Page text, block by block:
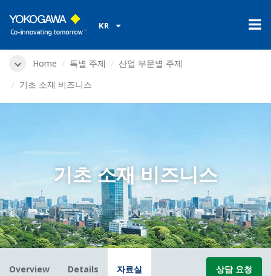
KR
Home 특별 주제
산업 부문별 주제
기초 소재 비즈니스
기초 소재 비즈니스
Overview Details 자료실 상담 요청